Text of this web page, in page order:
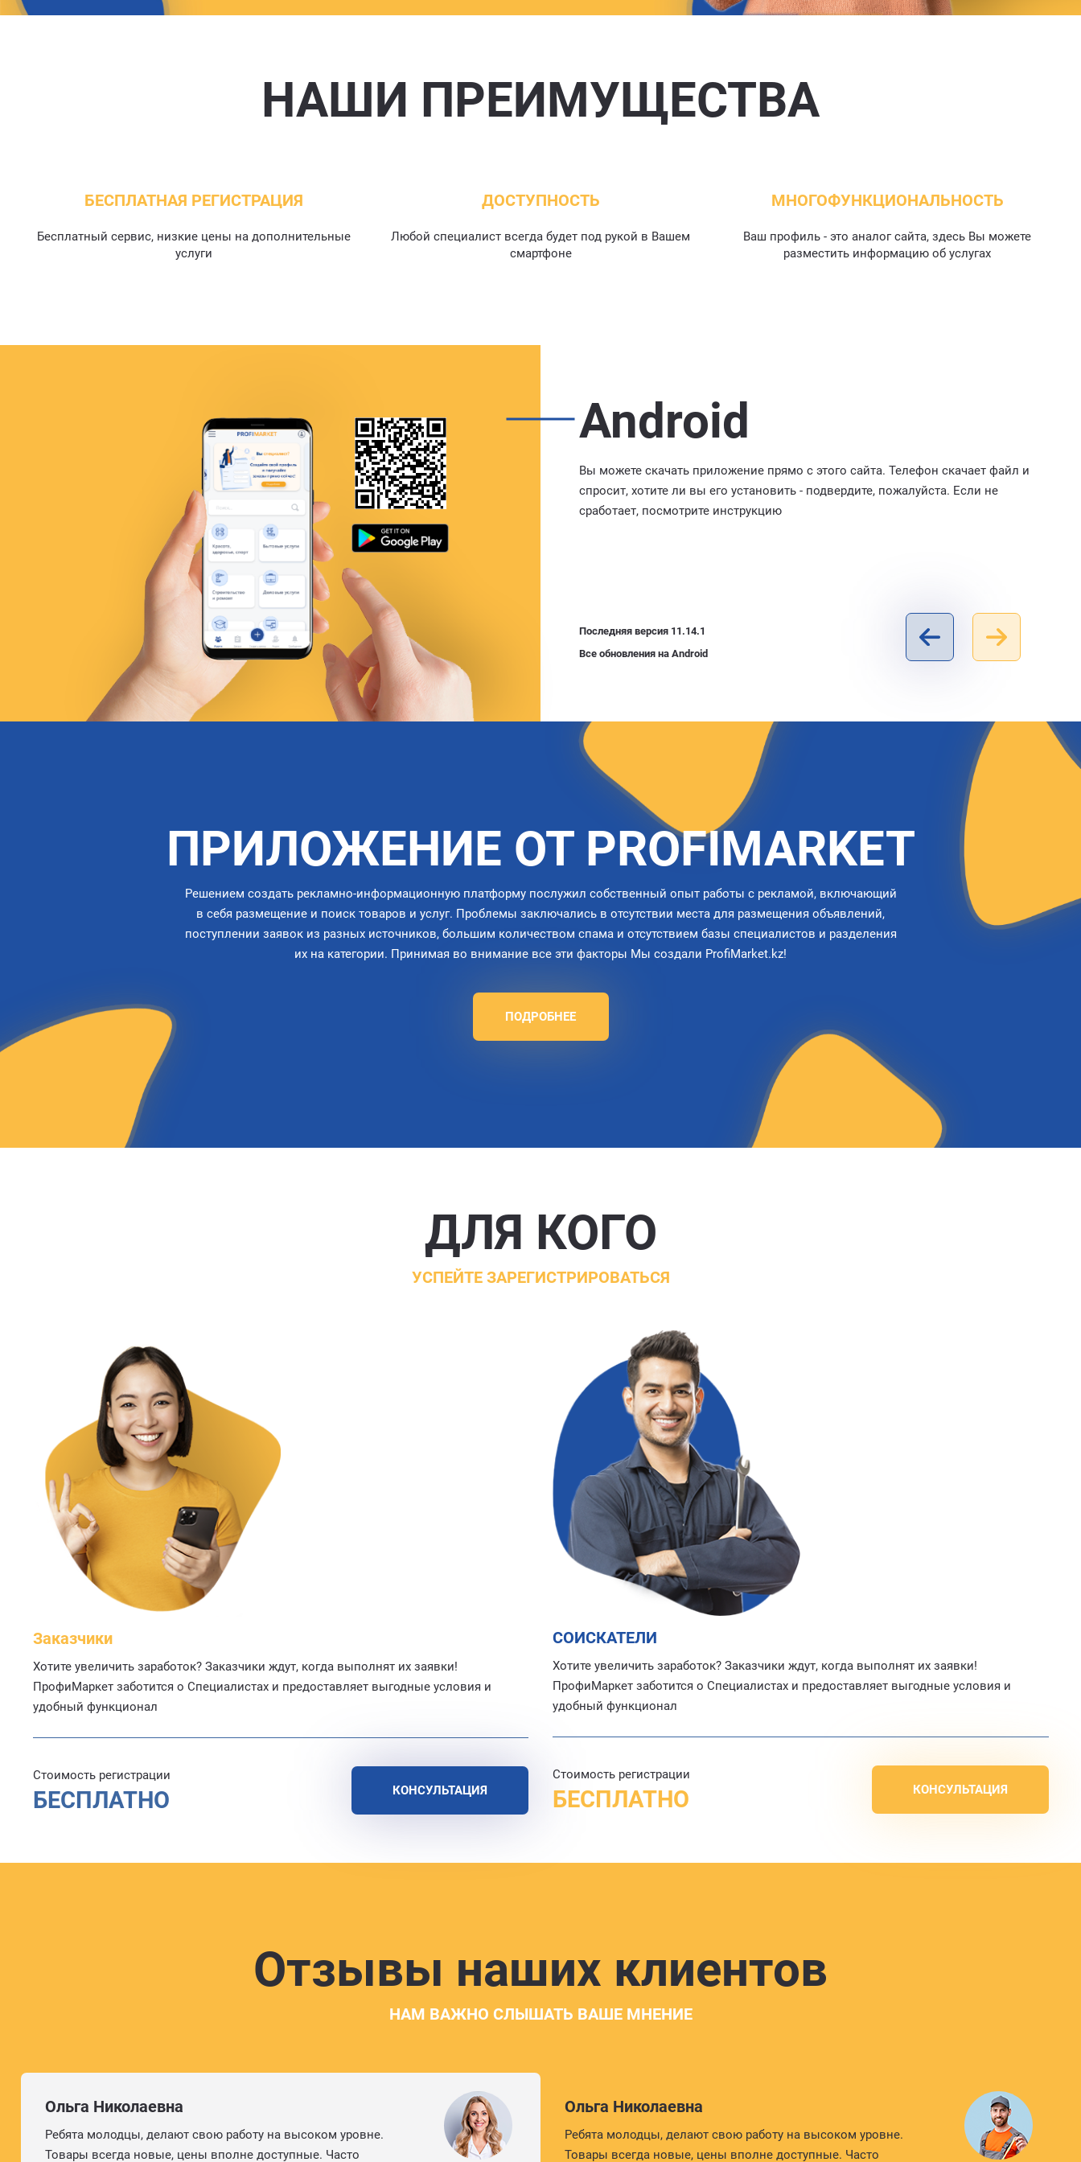
НАШИ ПРЕИМУЩЕСТВА
БЕСПЛАТНАЯ РЕГИСТРАЦИЯ
Бесплатный сервис, низкие цены на дополнительные
услуги
ДОСТУПНОСТЬ
Любой специалист всегда будет под рукой в Вашем
смартфоне
МНОГОФУНКЦИОНАЛЬНОСТЬ
Ваш профиль - это аналог сайта, здесь Вы можете
разместить информацию об услугах
Android
Вы можете скачать приложение прямо с этого сайта. Телефон скачает файл и
спросит, хотите ли вы его установить - подвердите, пожалуйста. Если не
сработает, посмотрите инструкцию
Последняя версия 11.14.1
Все обновления на Android
ПРИЛОЖЕНИЕ ОТ PROFIMARKET
Решением создать рекламно-информационную платформу послужил собственный опыт работы с рекламой, включающий
в себя размещение и поиск товаров и услуг. Проблемы заключались в отсутствии места для размещения объявлений,
поступлении заявок из разных источников, большим количеством спама и отсутствием базы специалистов и разделения
их на категории. Принимая во внимание все эти факторы Мы создали ProfiMarket.kz!
ПОДРОБНЕЕ
ДЛЯ КОГО
УСПЕЙТЕ ЗАРЕГИСТРИРОВАТЬСЯ
Заказчики
Хотите увеличить заработок? Заказчики ждут, когда выполнят их заявки!
ПрофиМаркет заботится о Специалистах и предоставляет выгодные условия и
удобный функционал
Стоимость регистрации
БЕСПЛАТНО КОНСУЛЬТАЦИЯ
СОИСКАТЕЛИ
Хотите увеличить заработок? Заказчики ждут, когда выполнят их заявки!
ПрофиМаркет заботится о Специалистах и предоставляет выгодные условия и
удобный функционал
Стоимость регистрации
БЕСПЛАТНО КОНСУЛЬТАЦИЯ
Отзывы наших клиентов
НАМ ВАЖНО СЛЫШАТЬ ВАШЕ МНЕНИЕ
Ольга Николаевна
Ребята молодцы, делают свою работу на высоком уровне.
Товары всегда новые, цены вполне доступные. Часто
Ольга Николаевна
Ребята молодцы, делают свою работу на высоком уровне.
Товары всегда новые, цены вполне доступные. Часто